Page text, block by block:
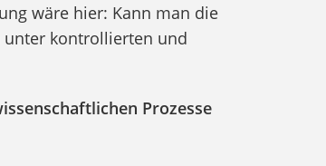
wäre hier: Kann man die
unter kontrollierten und
Prozesse